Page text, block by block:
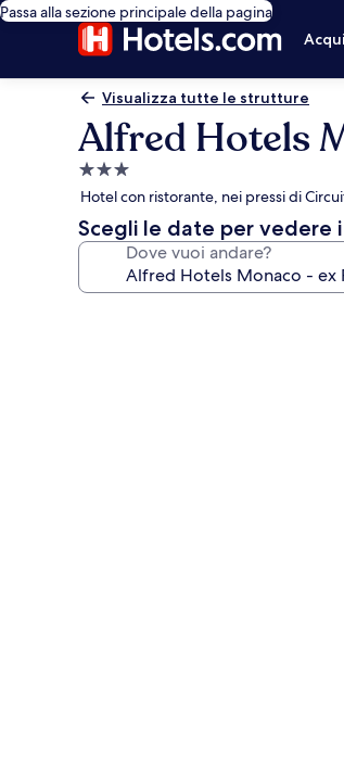
Passa alla sezione principale della pagina
Visualizza tutte le strutture
Alfred Hotels
Struttura
a
3.0
stelle
Hotel con ristorante, nei pressi di
Scegli le date per vedere
Dove vuoi andare?